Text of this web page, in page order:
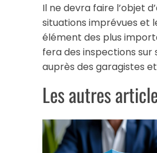
Il ne devra faire l’objet
situations imprévues et
élément des plus
fera des inspections sur
auprès des garagistes
Les autres